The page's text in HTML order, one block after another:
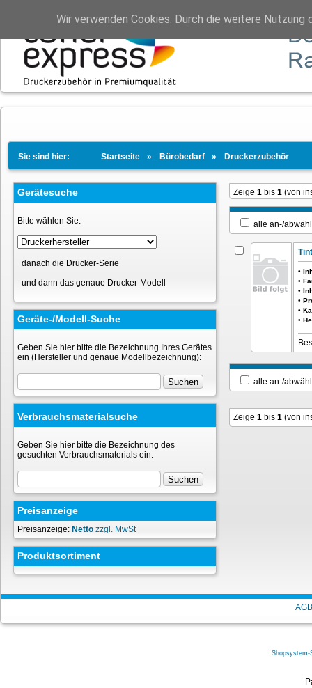
Sie sind hier: Startseite Bürobedarf Druckerzubehör
Gerätesuche
Bitte wählen Sie:
danach die Drucker-Serie
und dann das genaue Drucker-Modell
Geräte-/Modell-Suche
Geben Sie hier bitte die Bezeichnung Ihres Gerätes
ein (Hersteller und genaue Modellbezeichnung):
Verbrauchsmaterialsuche
Geben Sie hier bitte die Bezeichnung des
gesuchten Verbrauchsmaterials ein:
Preisanzeige
Preisanzeige: Netto zzgl. MwSt
Produktsortiment
Zeige 1 bis 1 (von
alle an-/
•
•
•
•
•
•
alle an-/
Zeige 1 bis 1 (von
AGB
Shopsystem-
Wir verwenden Cookies. Durch die weitere